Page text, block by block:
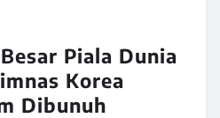
Piala Dunia
Korea
Dibunuh